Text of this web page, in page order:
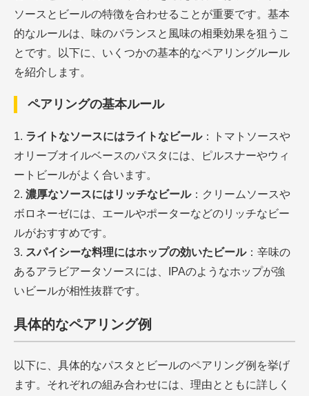
ソースとビールの特徴を合わせることが重要です。基本
的なルールは、味のバランスと風味の相乗効果を狙うこ
とです。以下に、いくつかの基本的なペアリングルール
を紹介します。
ペアリングの基本ルール
ライトなソースにはライトなビール：トマトソースや
オリーブオイルベースのパスタには、ピルスナーやウィ
ートビールがよく合います。
濃厚なソースにはリッチなビール：クリームソースや
ボロネーゼには、エールやポーターなどのリッチなビー
ルがおすすめです。
スパイシーな料理にはホップの効いたビール：辛味の
あるアラビアータソースには、IPAのようなホップが強
いビールが相性抜群です。
具体的なペアリング例
以下に、具体的なパスタとビールのペアリング例を挙げ
ます。それぞれの組み合わせには、理由とともに詳しく